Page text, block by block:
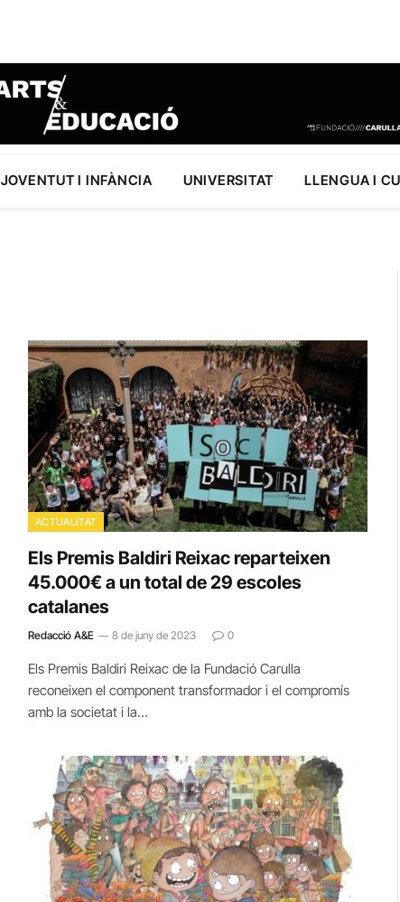
JOVENTUT I INFÀNCIA UNIVERSITAT LLENGUA I
ACTUALITAT
Els Premis Baldiri Reixac reparteixen
45.000€ a un total de 29 escoles
catalanes
Redacció A&E 8 de juny de 2023 0
Els Premis Baldiri Reixac de la Fundació Carulla
reconeixen el component transformador i el compromís
amb la societat i la…